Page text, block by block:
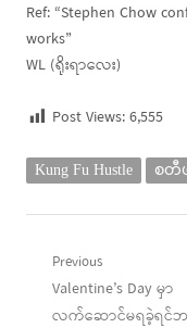
Ref: “Stephen Chow
works”
WL (ရိုးရာလေး)
Post Views:6,555
Kung Fu Hustle စတီဖ
Post
navigation
Previous
Previous
post:
Valentine’s Day မှာ
လက်ဆောင်မရခဲ့ရ